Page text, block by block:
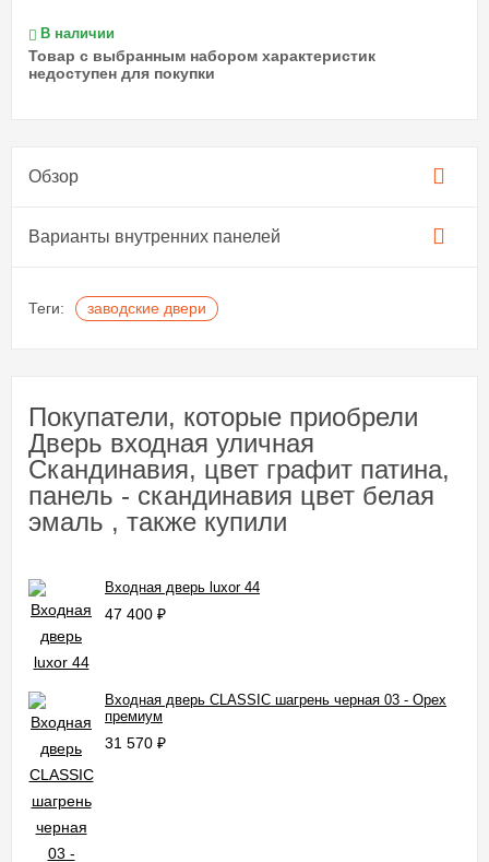
В наличии
Товар с выбранным набором характеристик
недоступен для покупки
Обзор
Варианты внутренних панелей
Теги: заводские двери
Покупатели, которые приобрели
Дверь входная уличная
Скандинавия, цвет графит патина,
панель - скандинавия цвет белая
эмаль , также купили
Входная дверь luxor 44
47 400 ₽
Входная дверь CLASSIC шагрень черная 03 - Орех
премиум
31 570 ₽